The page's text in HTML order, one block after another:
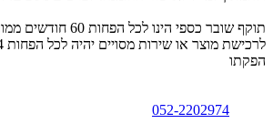
תוקף שובר כספי הינו
הפקתו
052-2202974